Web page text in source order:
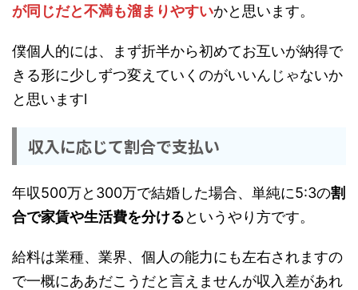
が同じだと不満も溜まりやすいかと思います。
僕個人的には、まず折半から初めてお互いが納得で
きる形に少しずつ変えていくのがいいんじゃないか
と思いますl
収入に応じて割合で支払い
年収500万と300万で結婚した場合、単純に5:3の割
合で家賃や生活費を分けるというやり方です。
給料は業種、業界、個人の能力にも左右されますの
で一概にああだこうだと言えませんが収入差があれ